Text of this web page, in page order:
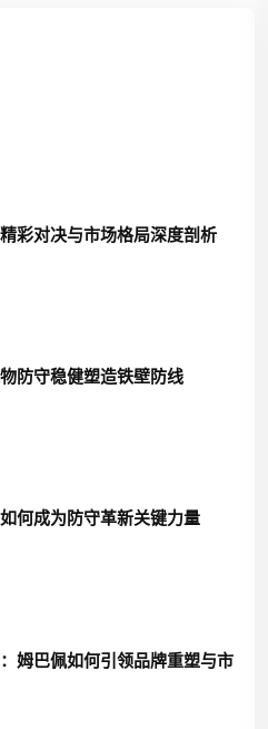
彩对决与市场格局深度剖析
防守稳健塑造铁壁防线
何成为防守革新关键力量
姆巴佩如何引领品牌重塑与市